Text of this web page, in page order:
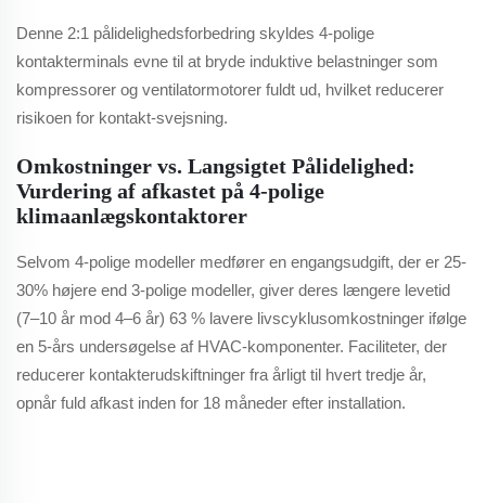
Denne 2:1 pålidelighedsforbedring skyldes 4-polige
kontakterminals evne til at bryde induktive belastninger som
kompressorer og ventilatormotorer fuldt ud, hvilket reducerer
risikoen for kontakt-svejsning.
Omkostninger vs. Langsigtet Pålidelighed:
Vurdering af afkastet på 4-polige
klimaanlægskontaktorer
Selvom 4-polige modeller medfører en engangsudgift, der er 25-
30% højere end 3-polige modeller, giver deres længere levetid
(7–10 år mod 4–6 år) 63 % lavere livscyklusomkostninger ifølge
en 5-års undersøgelse af HVAC-komponenter. Faciliteter, der
reducerer kontakterudskiftninger fra årligt til hvert tredje år,
opnår fuld afkast inden for 18 måneder efter installation.